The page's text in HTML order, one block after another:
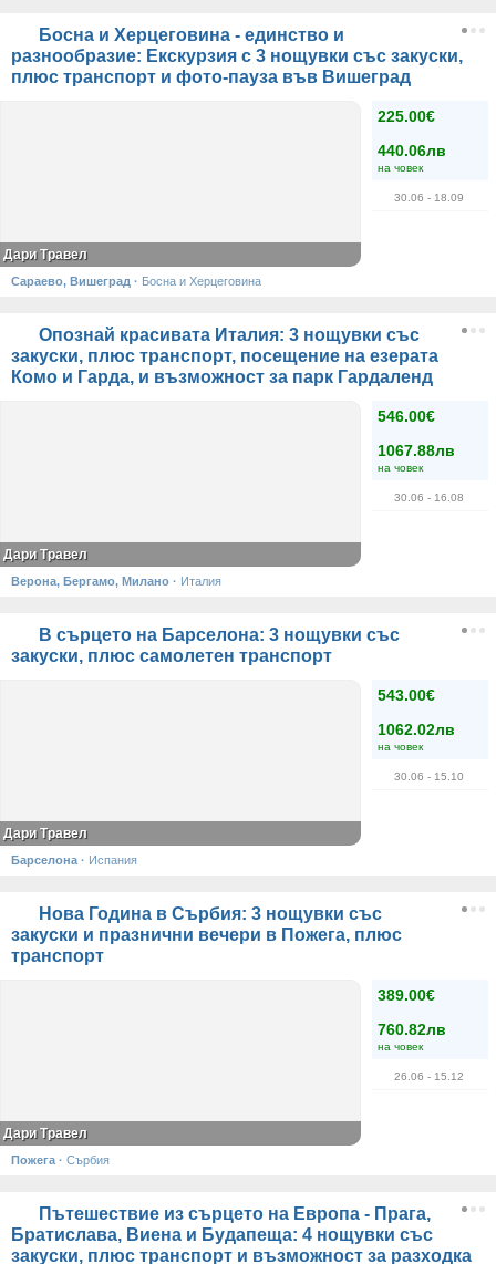
Босна и Херцеговина - единство и
разнообразие: Екскурзия с 3 нощувки със закуски,
плюс транспорт и фото-пауза във Вишеград
225.00€
440.06лв
на човек
30.06 - 18.09
Дари Травел
Сараево, Вишеград · Босна и Херцеговина
Опознай красивата Италия: 3 нощувки със
закуски, плюс транспорт, посещение на езерата
Комо и Гарда, и възможност за парк Гардаленд
546.00€
1067.88лв
на човек
30.06 - 16.08
Дари Травел
Верона, Бергамо, Милано · Италия
В сърцето на Барселона: 3 нощувки със
закуски, плюс самолетен транспорт
543.00€
1062.02лв
на човек
30.06 - 15.10
Дари Травел
Барселона · Испания
Нова Година в Сърбия: 3 нощувки със
закуски и празнични вечери в Пожега, плюс
транспорт
389.00€
760.82лв
на човек
26.06 - 15.12
Дари Травел
Пожега · Сърбия
Пътешествие из сърцето на Европа - Прага,
Братислава, Виена и Будапеща: 4 нощувки със
закуски, плюс транспорт и възможност за разходка